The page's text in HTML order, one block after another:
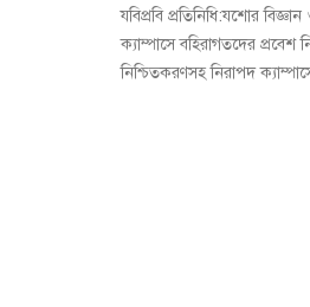
যবিপ্রবি প্রতিনিধি:যশোর বিজ্ঞান
ক্যাম্পাসে বহিরাগতদের প্রবেশ
নিশ্চিতকরণসহ নিরাপদ